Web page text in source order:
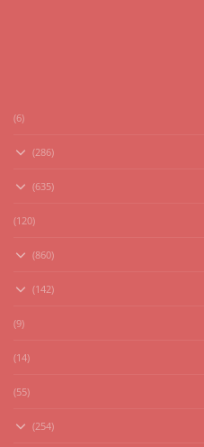
(6)
(286)
(635)
(120)
(860)
(142)
(9)
(14)
(55)
(254)